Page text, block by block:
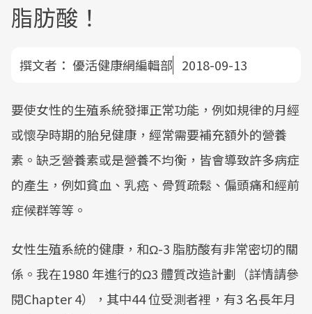
脂肪酸！
撰文者： 優活健康網編輯部 2018-09-13
要使女性的生殖系統發揮正常功能，例如規律的月經
或懷孕時期的胎兒健康，經常需要補充額外的營養
素。缺乏營養素或是營養不均衡，皆會導致許多病症
的產生，例如貧血、乳癌、骨質疏鬆、偏頭痛和經前
症候群等等。
女性生殖系統的健康，和Ω-3 脂肪酸有非常密切的關
係。我在1980 年進行的Ω3 體質改造計劃（詳情請參
閱Chapter 4），其中44 位受測者裡，有3 名長年月